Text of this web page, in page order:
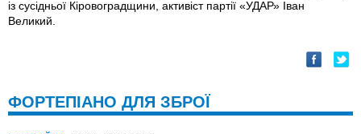
iз сусідньої Кіровоградщини, активіст партії «УДАР» Іван
Великий.
ФОРТЕПІАНО ДЛЯ ЗБРОЇ